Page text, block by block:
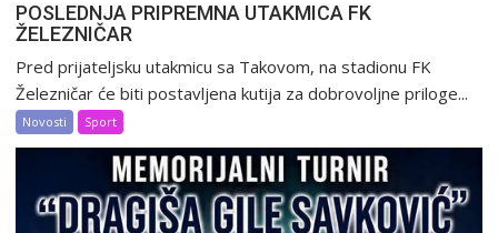
POSLEDNJA PRIPREMNA UTAKMICA FK
ŽELEZNIČAR
Pred prijateljsku utakmicu sa Takovom, na stadionu FK
Železničar će biti postavljena kutija za dobrovoljne priloge...
Novosti Sport